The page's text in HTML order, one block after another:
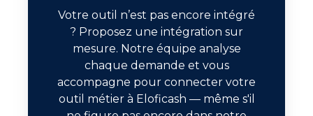
Votre outil n’est pas encore intégré
? Proposez une intégration sur
mesure. Notre équipe analyse
chaque demande et vous
accompagne pour connecter votre
outil métier à Eloficash — même s'il